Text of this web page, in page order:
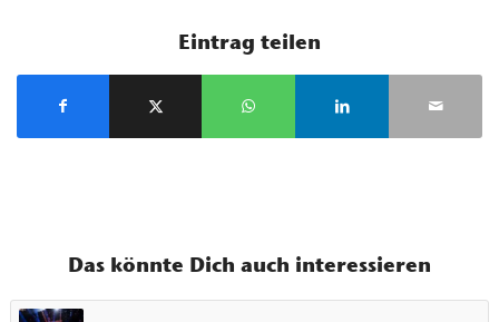
Eintrag teilen
Das könnte Dich auch interessieren